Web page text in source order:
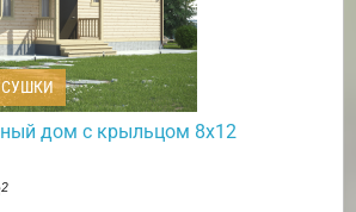
СУШКИ
дом с крыльцом 8х12
2